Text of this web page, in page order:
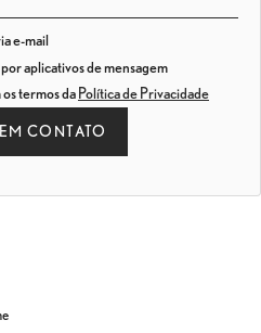
e-mail
aplicativos de mensagem
termos da Política de Privacidade
CONTATO